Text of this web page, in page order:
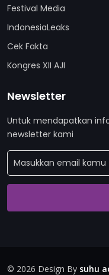
Festival Media
IndonesiaLeaks
Cek Fakta
Kongres XII AJI
Newsletter
Untuk mendapatkan
newsletter kami
© 2026 Design By suhu